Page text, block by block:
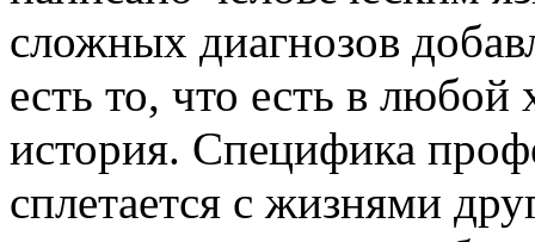
сложных диагнозов
есть то, что есть в
история. Специфика
сплетается с жизнями